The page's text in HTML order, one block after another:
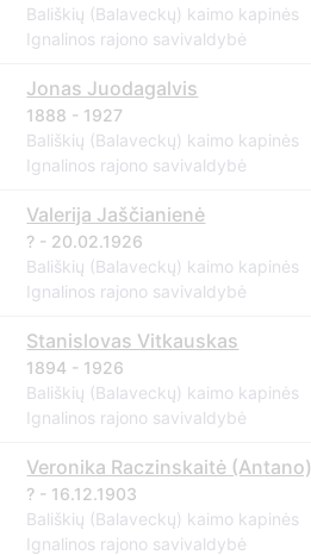
Bališkių (Balaveckų) kaimo kapinės
Ignalinos rajono savivaldybė
Jonas Juodagalvis
1888 - 1927
Bališkių (Balaveckų) kaimo kapinės
Ignalinos rajono savivaldybė
Valerija Jaščianienė
? - 20.02.1926
Bališkių (Balaveckų) kaimo kapinės
Ignalinos rajono savivaldybė
Stanislovas Vitkauskas
1894 - 1926
Bališkių (Balaveckų) kaimo kapinės
Ignalinos rajono savivaldybė
Veronika Raczinskaitė (Antano)
? - 16.12.1903
Bališkių (Balaveckų) kaimo kapinės
Ignalinos rajono savivaldybė